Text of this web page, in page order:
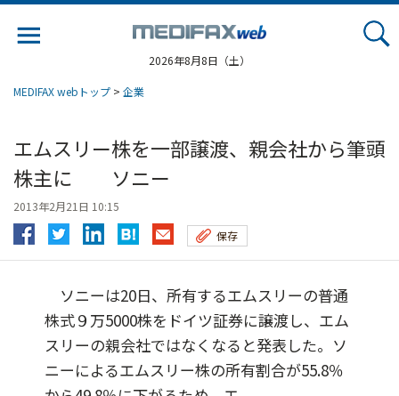
2026年8月8日（土）
MEDIFAX webトップ > 企業
エムスリー株を一部譲渡、親会社から筆頭
株主に ソニー
2013年2月21日 10:15
保存
ソニーは20日、所有するエムスリーの普通
株式９万5000株をドイツ証券に譲渡し、エム
スリーの親会社ではなくなると発表した。ソ
ニーによるエムスリー株の所有割合が55.8％